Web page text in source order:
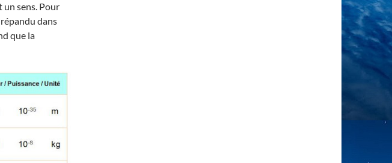
un sens. Pour
dans
que la